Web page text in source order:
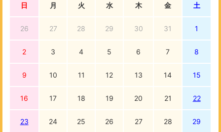
日 月 火 水 木 金 土
26 27 28 29 30 31 1
2 3 4 5 6 7 8
9 10 11 12 13 14 15
16 17 18 19 20 21 22
23 24 25 26 27 28 29